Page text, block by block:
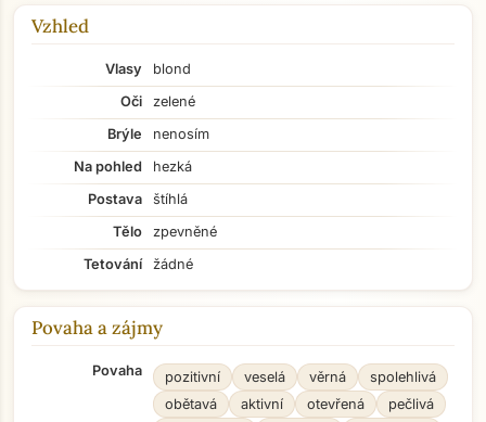
Vzhled
Vlasy
blond
Oči
zelené
Brýle
nenosím
Na pohled
hezká
Postava
štíhlá
Tělo
zpevněné
Tetování
žádné
Povaha a zájmy
Povaha pozitivní veselá věrná
spolehlivá
obětavá
aktivní otevřená
pečlivá